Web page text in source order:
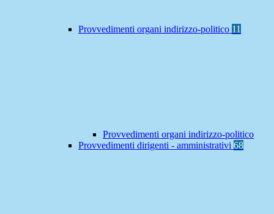
Provvedimenti organi indirizzo-politico 11
Provvedimenti organi indirizzo-politico
Provvedimenti dirigenti - amministrativi 68